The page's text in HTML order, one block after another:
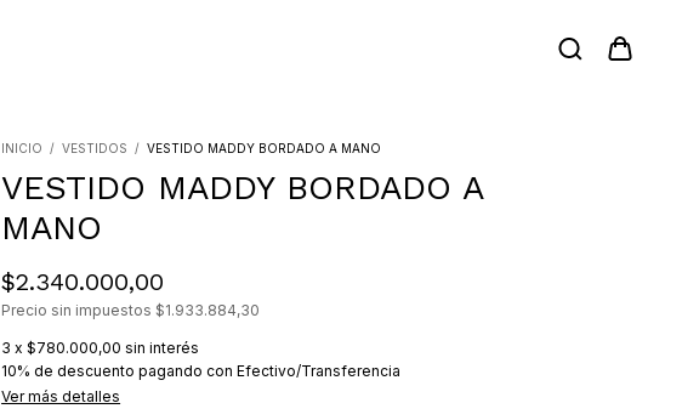
INICIO / VESTIDOS / VESTIDO MADDY BORDADO A MANO
VESTIDO MADDY BORDADO A
MANO
$2.340.000,00
Precio sin impuestos $1.933.884,30
3 x$780.000,00 sin interés
10% de descuento pagando con Efectivo/Transferencia
Ver más detalles